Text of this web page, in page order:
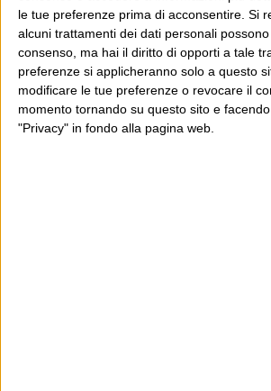
le tue preferenze prima di acconsentire. Si
alcuni trattamenti dei dati personali
consenso, ma hai il diritto di opporti a tale
preferenze si applicheranno solo a questo
modificare le tue preferenze o revocare il
momento tornando su questo sito e
"Privacy" in fondo alla pagina web.